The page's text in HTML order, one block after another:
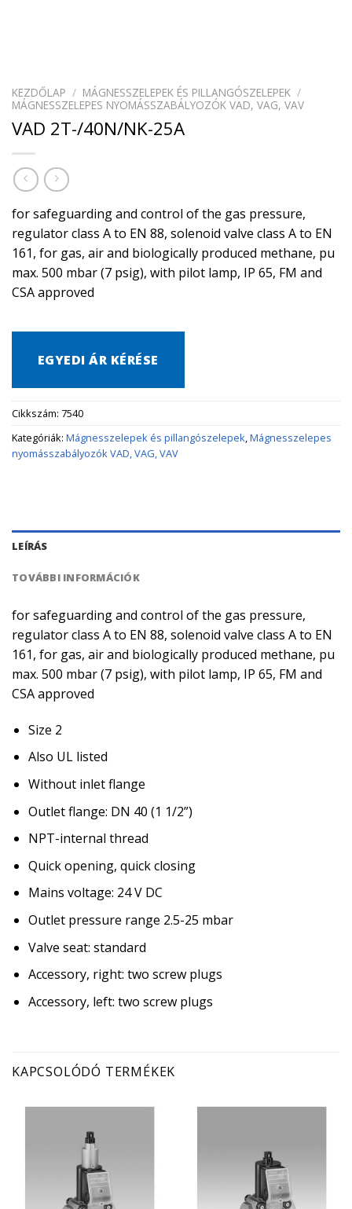
KEZDŐLAP / MÁGNESSZELEPEK ÉS PILLANGÓSZELEPEK /
MÁGNESSZELEPES NYOMÁSSZABÁLYOZÓK VAD, VAG, VAV
VAD 2T-/40N/NK-25A
for safeguarding and control of the gas pressure,
regulator class A to EN 88, solenoid valve class A to EN
161, for gas, air and biologically produced methane, pu
max. 500 mbar (7 psig), with pilot lamp, IP 65, FM and
CSA approved
EGYEDI ÁR KÉRÉSE
Cikkszám: 7540
Kategóriák: Mágnesszelepek és pillangószelepek,Mágnesszelepes
nyomásszabályozók VAD, VAG, VAV
LEÍRÁS
TOVÁBBI INFORMÁCIÓK
for safeguarding and control of the gas pressure,
regulator class A to EN 88, solenoid valve class A to EN
161, for gas, air and biologically produced methane, pu
max. 500 mbar (7 psig), with pilot lamp, IP 65, FM and
CSA approved
Size 2
Also UL listed
Without inlet flange
Outlet flange: DN 40 (1 1/2”)
NPT-internal thread
Quick opening, quick closing
Mains voltage: 24 V DC
Outlet pressure range 2.5-25 mbar
Valve seat: standard
Accessory, right: two screw plugs
Accessory, left: two screw plugs
KAPCSOLÓDÓ TERMÉKEK